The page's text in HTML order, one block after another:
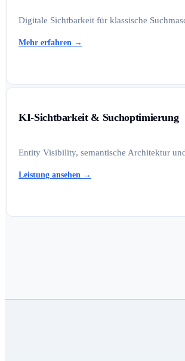
Digitale Sichtbarkeit für klassische
Mehr erfahren →
KI-Sichtbarkeit & Suchoptimierung
Entity Visibility, semantische Architektur
Leistung ansehen →